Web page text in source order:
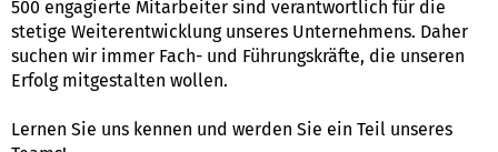
500 engagierte Mitarbeiter sind verantwortlich für die
stetige Weiterentwicklung unseres Unternehmens. Daher
suchen wir immer Fach- und Führungskräfte, die unseren
Erfolg mitgestalten wollen.
Lernen Sie uns kennen und werden Sie ein Teil unseres